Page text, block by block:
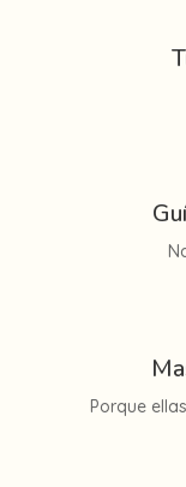
Porque